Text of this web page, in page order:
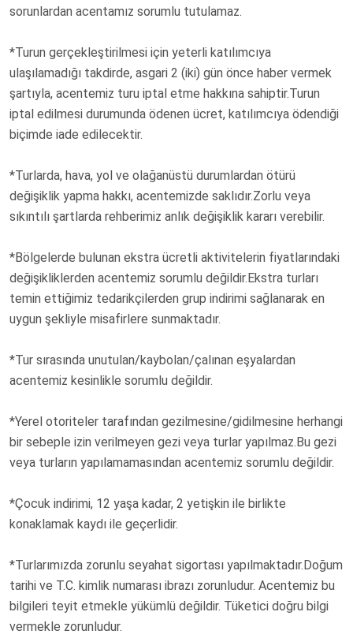
sorunlardan acentamız sorumlu tutulamaz.
*Turun gerçekleştirilmesi için yeterli katılımcıya
ulaşılamadığı takdirde, asgari 2 (iki) gün önce haber vermek
şartıyla, acentemiz turu iptal etme hakkına sahiptir.Turun
iptal edilmesi durumunda ödenen ücret, katılımcıya ödendiği
biçimde iade edilecektir.
*Turlarda, hava, yol ve olağanüstü durumlardan ötürü
değişiklik yapma hakkı, acentemizde saklıdır.Zorlu veya
sıkıntılı şartlarda rehberimiz anlık değişiklik kararı verebilir.
*Bölgelerde bulunan ekstra ücretli aktivitelerin fiyatlarındaki
değişikliklerden acentemiz sorumlu değildir.Ekstra turları
temin ettiğimiz tedarikçilerden grup indirimi sağlanarak en
uygun şekliyle misafirlere sunmaktadır.
*Tur sırasında unutulan/kaybolan/çalınan eşyalardan
acentemiz kesinlikle sorumlu değildir.
*Yerel otoriteler tarafından gezilmesine/gidilmesine herhangi
bir sebeple izin verilmeyen gezi veya turlar yapılmaz.Bu gezi
veya turların yapılamamasından acentemiz sorumlu değildir.
*Çocuk indirimi, 12 yaşa kadar, 2 yetişkin ile birlikte
konaklamak kaydı ile geçerlidir.
*Turlarımızda zorunlu seyahat sigortası yapılmaktadır.Doğum
tarihi ve T.C. kimlik numarası ibrazı zorunludur. Acentemiz bu
bilgileri teyit etmekle yükümlü değildir. Tüketici doğru bilgi
vermekle zorunludur.